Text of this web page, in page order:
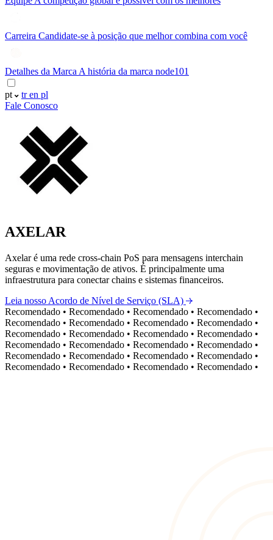
Carreira Candidate-se à posição que melhor combina com você
Detalhes da Marca A história da marca node101
pt tren pl
Fale Conosco
AXELAR
Axelar é uma rede cross-chain PoS para mensagens interchain
seguras e movimentação de ativos. É principalmente uma
infraestrutura para conectar chains e sistemas financeiros.
Leia nosso Acordo de Nível de Serviço (SLA)
Recomendado • Recomendado • Recomendado • Recomendado •
Recomendado • Recomendado • Recomendado • Recomendado •
Recomendado • Recomendado • Recomendado • Recomendado •
Recomendado • Recomendado • Recomendado • Recomendado •
Recomendado • Recomendado • Recomendado • Recomendado •
Recomendado • Recomendado • Recomendado • Recomendado •